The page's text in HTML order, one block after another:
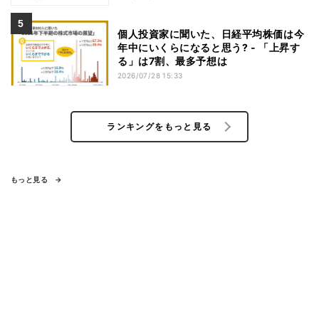
個人投資家に聞いた、日経平均株価は今
年中にいくらになると思う? - 「上昇す
る」は7割、最多予想は
2026/07/28 15:33
ランキングをもっと見る
もっと見る